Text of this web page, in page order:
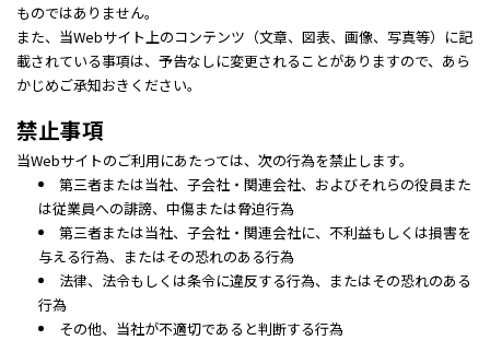
ものではありません。
また、当Webサイト上のコンテンツ（文章、図表、画像、写真等）に記
載されている事項は、予告なしに変更されることがありますので、あら
かじめご承知おきください。
禁止事項
当Webサイトのご利用にあたっては、次の行為を禁止します。
第三者または当社、子会社・関連会社、およびそれらの役員また
は従業員への誹謗、中傷または脅迫行為
第三者または当社、子会社・関連会社に、不利益もしくは損害を
与える行為、またはその恐れのある行為
法律、法令もしくは条令に違反する行為、またはその恐れのある
行為
その他、当社が不適切であると判断する行為